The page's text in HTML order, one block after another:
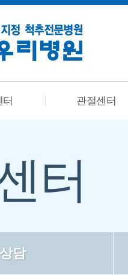
터 관절센터
터
담